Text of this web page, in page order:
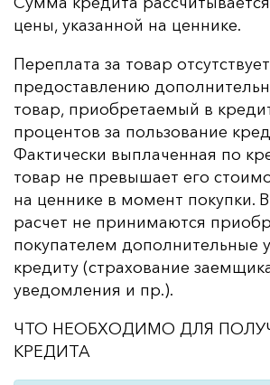
цены, указанной на ценнике.
Переплата за товар
предоставлению
товар, приобретаемый в
процентов за пользование
Фактически выплаченная по
товар не превышает его
на ценнике в момент покупки.
расчет не принимаются
покупателем дополнительные
кредиту (страхование
уведомления и пр.).
ЧТО НЕОБХОДИМО ДЛЯ
КРЕДИТА